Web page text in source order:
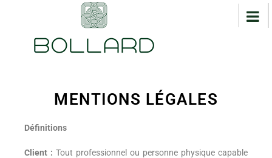
MENTIONS LÉGALES
Définitions
Client : Tout professionnel ou personne physique capable